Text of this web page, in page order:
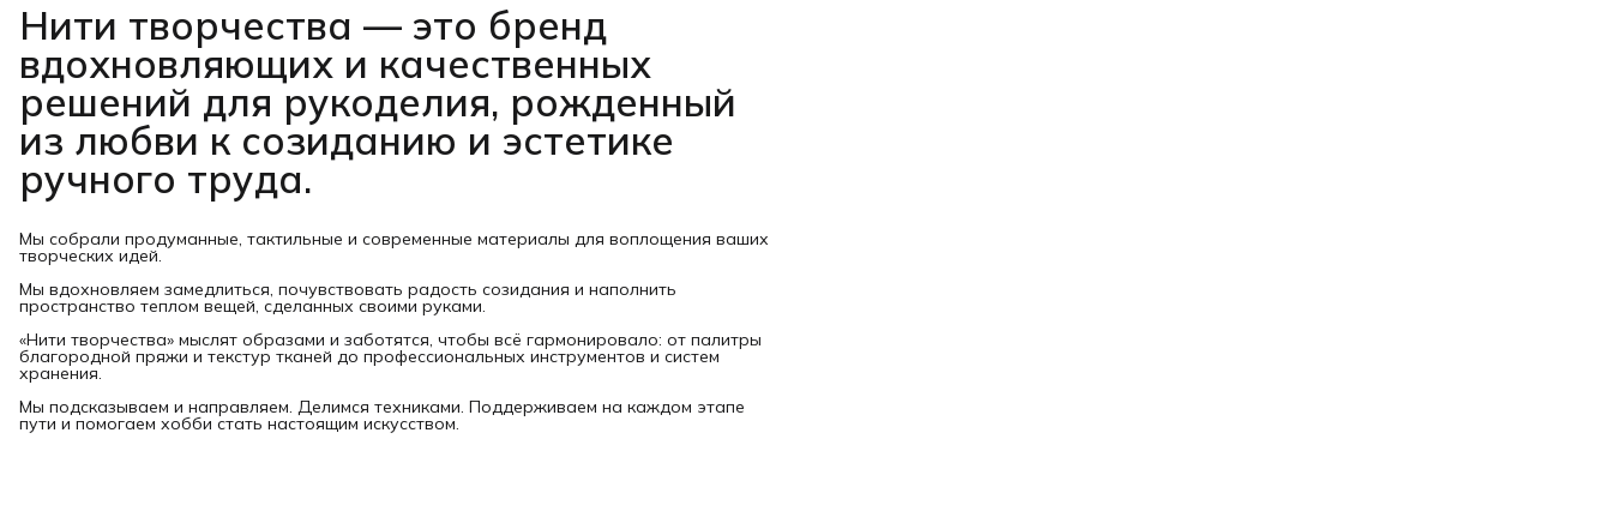
Нити творчества — это бренд
вдохновляющих и качественных
решений для рукоделия, рожденный
из любви к созиданию и эстетике
ручного труда.
Мы собрали продуманные, тактильные и современные материалы для воплощения ваших
творческих идей.
Мы вдохновляем замедлиться, почувствовать радость созидания и наполнить
пространство теплом вещей, сделанных своими руками.
«Нити творчества» мыслят образами и заботятся, чтобы всё гармонировало: от палитры
благородной пряжи и текстур тканей до профессиональных инструментов и систем
хранения.
Мы подсказываем и направляем. Делимся техниками. Поддерживаем на каждом этапе
пути и помогаем хобби стать настоящим искусством.